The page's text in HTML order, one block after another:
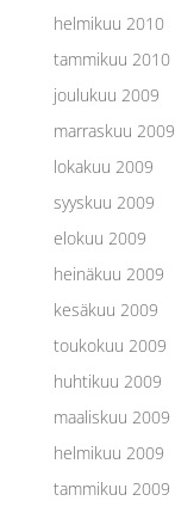
helmikuu 2010
tammikuu 2010
joulukuu 2009
marraskuu 2009
lokakuu 2009
syyskuu 2009
elokuu 2009
heinäkuu 2009
kesäkuu 2009
toukokuu 2009
huhtikuu 2009
maaliskuu 2009
helmikuu 2009
tammikuu 2009